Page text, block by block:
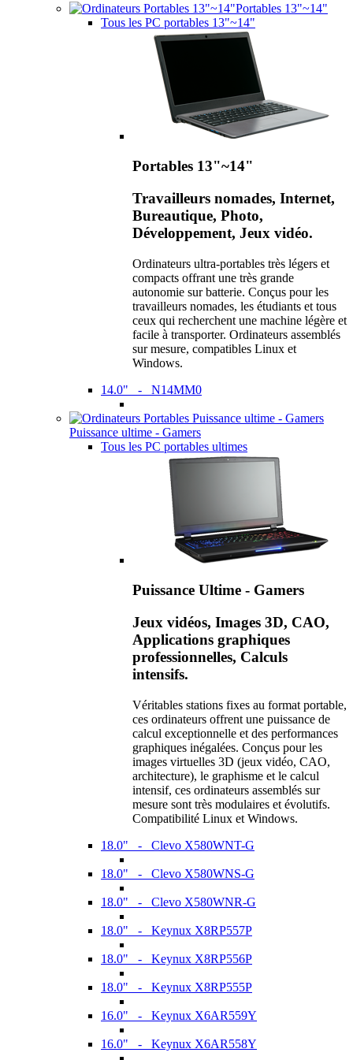
Portables 13"~14"
Tous les PC portables 13"~14"
Portables 13"~14"
Travailleurs nomades, Internet,
Bureautique, Photo,
Développement, Jeux vidéo.
Ordinateurs ultra-portables très légers et
compacts offrant une très grande
autonomie sur batterie. Conçus pour les
travailleurs nomades, les étudiants et tous
ceux qui recherchent une machine légère et
facile à transporter. Ordinateurs assemblés
sur mesure, compatibles Linux et
Windows.
14.0" - N14MM0
Puissance ultime - Gamers
Tous les PC portables ultimes
Puissance Ultime - Gamers
Jeux vidéos, Images 3D, CAO,
Applications graphiques
professionnelles, Calculs
intensifs.
Véritables stations fixes au format portable,
ces ordinateurs offrent une puissance de
calcul exceptionnelle et des performances
graphiques inégalées. Conçus pour les
images virtuelles 3D (jeux vidéo, CAO,
architecture), le graphisme et le calcul
intensif, ces ordinateurs assemblés sur
mesure sont très modulaires et évolutifs.
Compatibilité Linux et Windows.
18.0" - Clevo X580WNT-G
18.0" - Clevo X580WNS-G
18.0" - Clevo X580WNR-G
18.0" - Keynux X8RP557P
18.0" - Keynux X8RP556P
18.0" - Keynux X8RP555P
16.0" - Keynux X6AR559Y
16.0" - Keynux X6AR558Y